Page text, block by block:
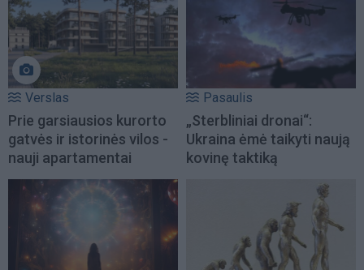
Verslas
Prie garsiausios kurorto
gatvės ir istorinės vilos -
nauji apartamentai
Pasaulis
„Sterbliniai dronai“:
Ukraina ėmė taikyti naują
kovinę taktiką